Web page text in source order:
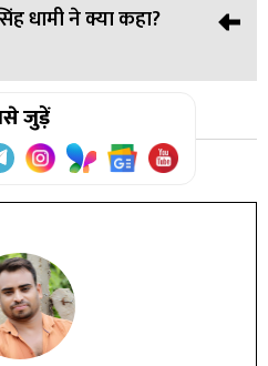
जवाहरलाल नेहरू का लगातार
धामी ने क्या कहा?
कर्मयोगी और तपस्वी के युग का
जुड़ें